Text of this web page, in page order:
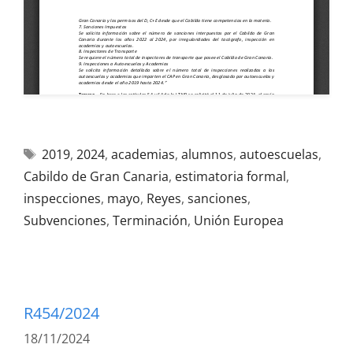
2019, 2024, academias, alumnos, autoescuelas,
Cabildo de Gran Canaria, estimatoria formal,
inspecciones, mayo, Reyes, sanciones,
Subvenciones, Terminación, Unión Europea
R454/2024
18/11/2024